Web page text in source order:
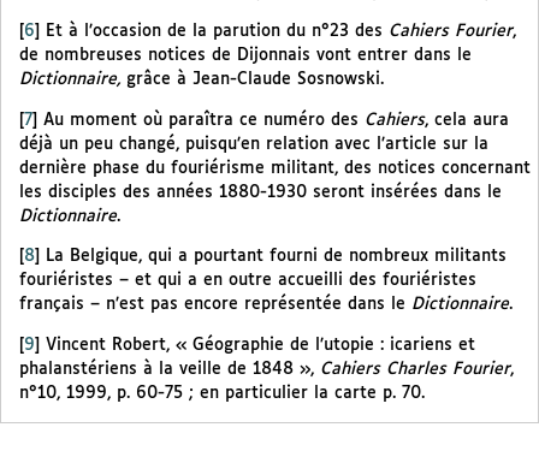
6 Et à l’occasion de la parution du n°23 des Cahiers Fourier,
de nombreuses notices de Dijonnais vont entrer dans le
Dictionnaire, grâce à Jean-Claude Sosnowski.
[7] Au moment où paraîtra ce numéro des Cahiers, cela aura
déjà un peu changé, puisqu’en relation avec l’article sur la
dernière phase du fouriérisme militant, des notices concernant
les disciples des années 1880-1930 seront insérées dans le
Dictionnaire.
8
La Belgique, qui a pourtant fourni de nombreux militants
fouriéristes – et qui a en outre accueilli des fouriéristes
français – n’est pas encore représentée dans le Dictionnaire.
9
Vincent Robert, « Géographie de l’utopie : icariens et
phalanstériens à la veille de 1848 », Cahiers Charles Fourier,
n°10, 1999, p. 60-75 ; en particulier la carte p. 70.